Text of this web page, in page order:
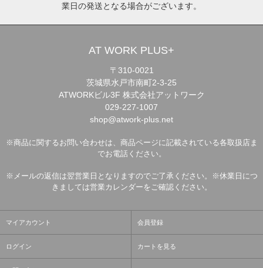
業日の発送となる場合がございます。
AT WORK PLUS+
〒310-0021
茨城県水戸市南町2-3-25
ATWORKビル3F 株式会社アットワーク
029-227-1007
shop@atwork-plus.net
※商品に関するお問い合わせは、商品ページに記載されている各取扱店ま
でお電話ください。
※メールの返信は翌営業日となりますのでご了承ください。※休業日につ
きましては営業カレンダーをご確認ください。
マイアカウント 会員登録
ログイン カートを見る